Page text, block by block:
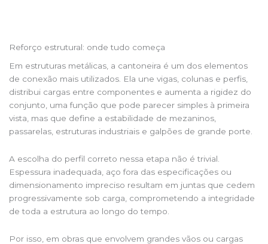
Reforço estrutural: onde tudo começa
Em estruturas metálicas, a cantoneira é um dos elementos
de conexão mais utilizados. Ela une vigas, colunas e perfis,
distribui cargas entre componentes e aumenta a rigidez do
conjunto, uma função que pode parecer simples à primeira
vista, mas que define a estabilidade de mezaninos,
passarelas, estruturas industriais e galpões de grande porte.
A escolha do perfil correto nessa etapa não é trivial.
Espessura inadequada, aço fora das especificações ou
dimensionamento impreciso resultam em juntas que cedem
progressivamente sob carga, comprometendo a integridade
de toda a estrutura ao longo do tempo.
Por isso, em obras que envolvem grandes vãos ou cargas